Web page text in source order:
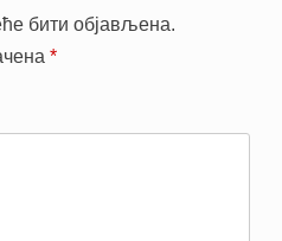
бити објављена.
*